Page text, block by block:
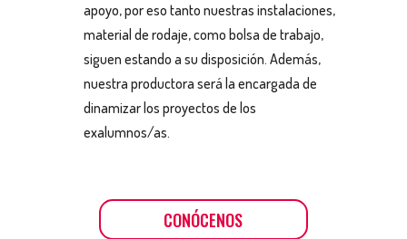
apoyo, por eso tanto nuestras instalaciones,
material de rodaje, como bolsa de trabajo,
siguen estando a su disposición. Además,
nuestra productora será la encargada de
dinamizar los proyectos de los
exalumnos/as.
CONÓCENOS